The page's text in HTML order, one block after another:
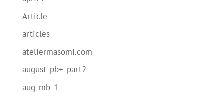
Article
articles
ateliermasomi.com
august_pb+_part2
aug_mb_1